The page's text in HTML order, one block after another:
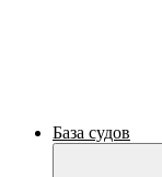
База судов